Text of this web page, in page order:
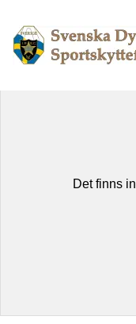
Det finns